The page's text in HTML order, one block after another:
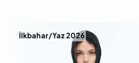
İlkbahar/Yaz 2026